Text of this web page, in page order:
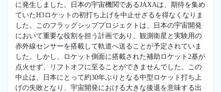
に発生しました。日本の宇宙機関であるJAXAは、期待を集め
ていたH3ロケットの初打ち上げを中止せざるを得なくなりま
した。このフラッグシッププロジェクトは、日本の宇宙開発
において重要な役割を担う計画であり、観測衛星と実験用の
赤外線センサーを搭載して軌道へ送ることが予定されていま
した。しかし、ロケット側面に搭載された補助ロケット2基が
点火せず、リフトオフに至ることができませんでした。この
中止は、日本にとって約30年ぶりとなる中型ロケット打ち上
げの失敗となり、宇宙開発における大きな後退を意味する出